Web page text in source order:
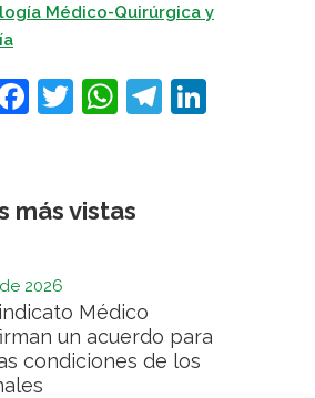
Médico-Quirúrgica y
Facebook
Twitter
WhatsApp
más vistas
2026
Médico
un acuerdo para
condiciones de los